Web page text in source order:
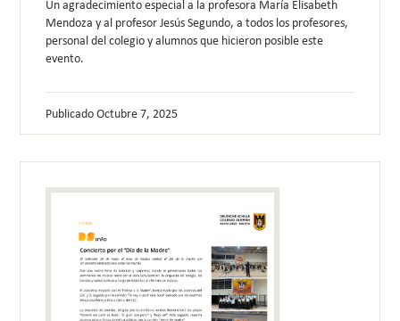
Un agradecimiento especial a la profesora María Elisabeth
Mendoza y al profesor Jesús Segundo, a todos los profesores,
personal del colegio y alumnos que hicieron posible este
evento.
PublicadoOctubre 7, 2025